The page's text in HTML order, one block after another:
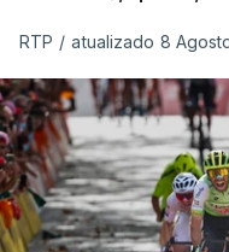
RTP / atualizado 8